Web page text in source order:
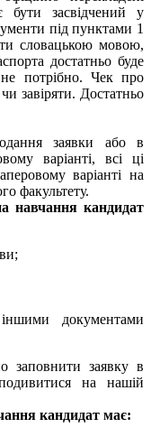
засвідчений у
під пунктами 1
словацькою мовою,
достатньо буде
не потрібно. Чек про
завіряти. Достатньо
заявки або в
варіанті, всі ці
варіанті на
факультету.
навчання кандидат
документами
заповнити заявку в
на нашій
кандидат має: